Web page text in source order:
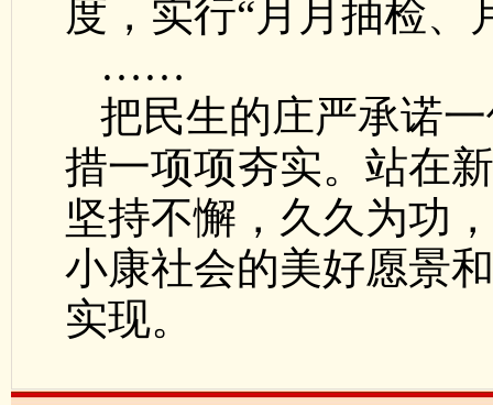
度，实行“月月抽检、
……
把民生的庄严承诺
措一项项夯实。站在
坚持不懈，久久为功
小康社会的美好愿景
实现。